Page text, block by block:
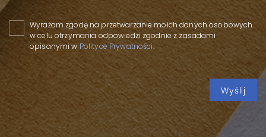
Please leave this field empty.
Wyrażam zgodę na przetwarzanie moich danych osobowych
w celu otrzymania odpowiedzi zgodnie z zasadami
opisanymi w Polityce Prywatności.